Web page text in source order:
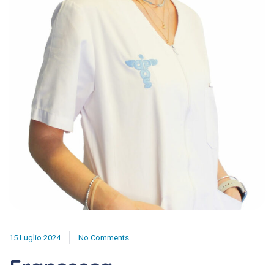
15 Luglio 2024 No Comments